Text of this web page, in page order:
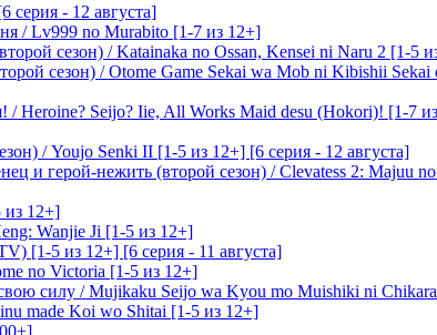
серия - 12 августа]
/ Lv999 no Murabito [1-7 из 12+]
сезон) / Katainaka no Ossan, Kensei ni Naru 2 [1-5
сезон) / Otome Game Sekai wa Mob ni Kibishii Sekai
/ Heroine? Seijo? Iie, All Works Maid desu (Hokori)! [1-7
/ Youjo Senki II [1-5 из 12+] [6 серия - 12 августа]
и герой-нежить (второй сезон) / Clevatess 2: Majuu
из 12+]
Wanjie Ji [1-5 из 12+]
[1-5 из 12+] [6 серия - 11 августа]
no Victoria [1-5 из 12+]
силу / Mujikaku Seijo wa Kyou mo Muishiki ni
made Koi wo Shitai [1-5 из 12+]